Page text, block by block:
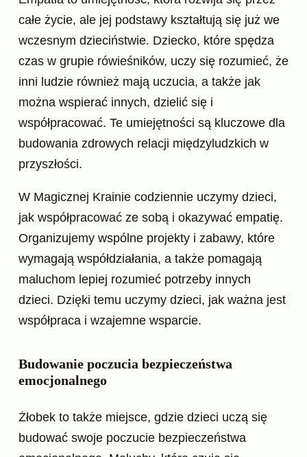
całe życie, ale jej podstawy kształtują się już we
wczesnym dzieciństwie. Dziecko, które spędza
czas w grupie rówieśników, uczy się rozumieć, że
inni ludzie również mają uczucia, a także jak
można wspierać innych, dzielić się i
współpracować. Te umiejętności są kluczowe dla
budowania zdrowych relacji międzyludzkich w
przyszłości.
W Magicznej Krainie codziennie uczymy dzieci,
jak współpracować ze sobą i okazywać empatię.
Organizujemy wspólne projekty i zabawy, które
wymagają współdziałania, a także pomagają
maluchom lepiej rozumieć potrzeby innych
dzieci. Dzięki temu uczymy dzieci, jak ważna jest
współpraca i wzajemne wsparcie.
Budowanie poczucia bezpieczeństwa
emocjonalnego
Żłobek to także miejsce, gdzie dzieci uczą się
budować swoje poczucie bezpieczeństwa